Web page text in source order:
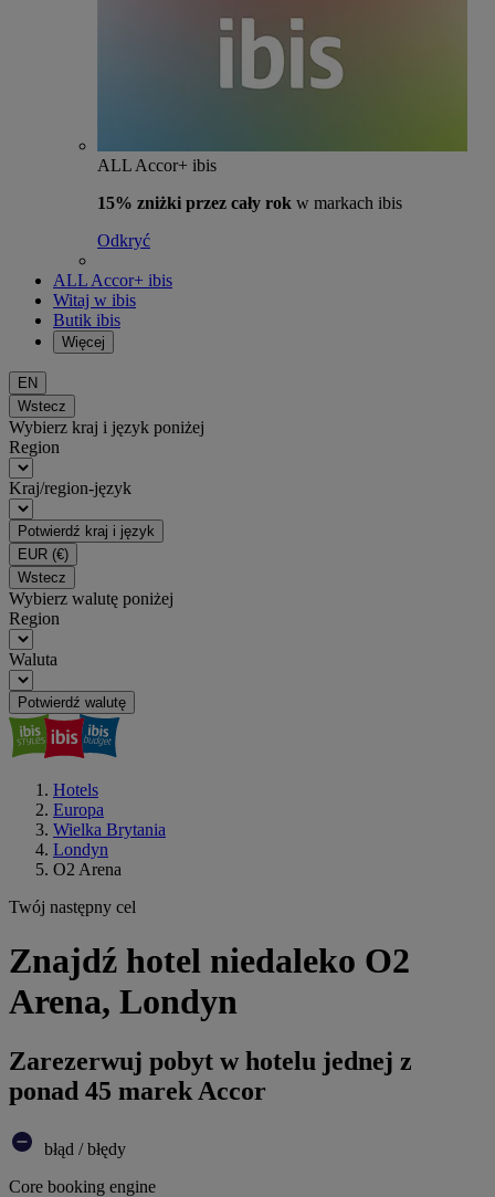
ALL Accor+ ibis
15% zniżki przez cały rok w markach ibis
Odkryć
ALL Accor+ ibis
Witaj w ibis
Butik ibis
Więcej
EN
Wstecz
Wybierz kraj i język poniżej
Region
Kraj/region-język
Potwierdź kraj i język
EUR (€)
Wstecz
Wybierz walutę poniżej
Region
Waluta
Potwierdź walutę
Hotels
Europa
Wielka Brytania
Londyn
O2 Arena
Twój następny cel
Znajdź hotel niedaleko O2
Arena, Londyn
Zarezerwuj pobyt w hotelu jednej z
ponad 45 marek Accor
błąd / błędy
Core booking engine